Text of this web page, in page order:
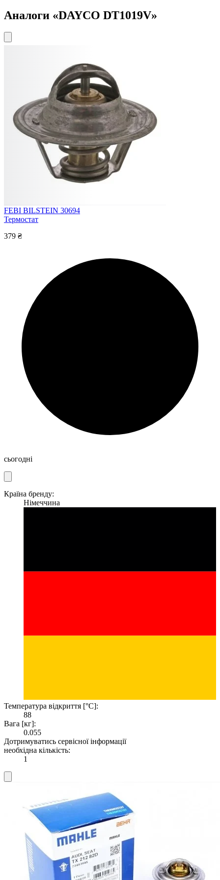
Аналоги «DAYCO DT1019V»
FEBI BILSTEIN 30694
Термостат
379 ₴
сьогодні
Країна бренду:
Німеччина
Температура відкриття [°C]:
88
Вага [кг]:
0.055
Дотримуватись сервісної інформації
необхідна кількість:
1